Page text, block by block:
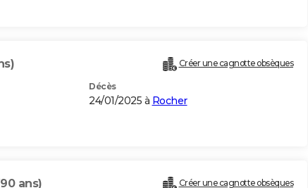
Créer une cagnotte obsèques
Décès
24/01/2025 à Rocher
ans) Créer une cagnotte obsèques